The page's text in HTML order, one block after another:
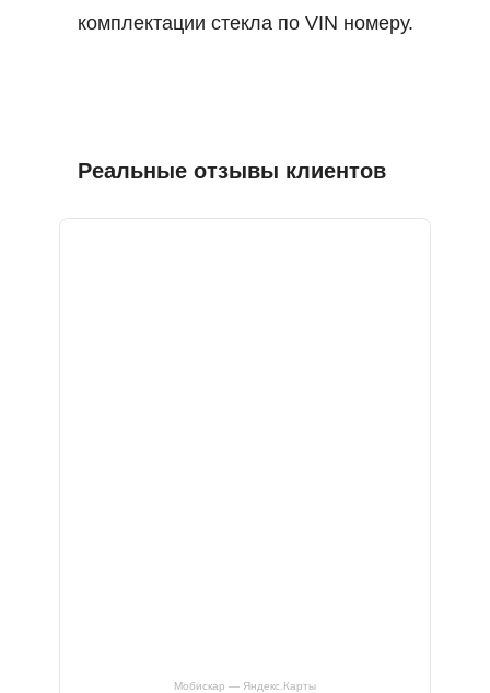
комплектации стекла по VIN номеру.
Реальные отзывы клиентов
Мобискар — Яндекс.Карты